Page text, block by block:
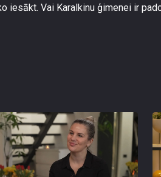
iesākt. Vai Karalkinu ģimenei ir